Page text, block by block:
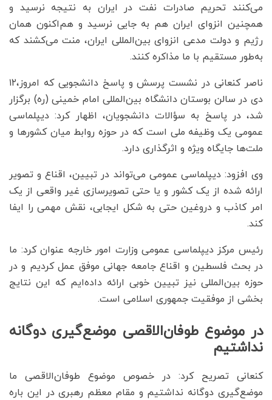
می‌کنند تحریم صادرات نفت در ایران به نتیجه نرسید و
همچنین انزوای ایران هم به‌ جایی نرسید و هم‌اکنون همان
رژیم و دولت مدعی انزوای بین‌المللی ایران، منت می‌کشند که
به‌طور مستقیم با ما مذاکره کنند.
ناصر کنعانی در نشست پرسش و پاسخ دانشجویی که امروز،۱۲
دی در سالن بوستان دانشگاه بین‌المللی امام خمینی (ره) برگزار
شد، در پاسخ به سؤالات دانشجویان، اظهار کرد: دیپلماسی
عمومی یک وظیفه ملی است که در حوزه روابط میان کشورها و
ملت‌ها جایگاه ویژه و اثرگذاری دارد.
وی افزود: دیپلماسی عمومی می‌تواند در تبیین، اقناع و تصویر
ارائه شده از یک کشور و یا حتی تصویرسازی غیر واقعی از یک
امر کاذب و دروغین حتی به شکل ایجابی، نقش مهمی را ایفا
کند.
رئیس مرکز دیپلماسی عمومی وزارت امور خارجه عنوان کرد: ما
در بحث فلسطین و اقناع جامعه جهانی موفق عمل کردیم و در
حوزه بین‌المللی نیز تبیین خوبی ارائه داده‌ایم که این نتایج
بخشی از موفقیت جمهوری اسلامی است.
در موضوع طوفان‌الاقصی موضع‌گیری دوگانه
نداشتیم
کنعانی تصریح کرد: در خصوص موضوع طوفان‌الاقصی ما
موضع‌گیری دوگانه نداشتیم و مقام معظم رهبری در این باره